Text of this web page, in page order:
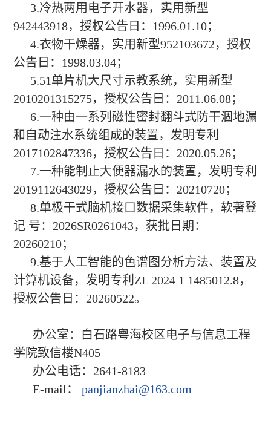
3.冷热两用电子开水器，实用新型
942443918，授权公告日：1996.01.10；
4.衣物干燥器，实用新型952103672，授权
公告日：1998.03.04；
5.51单片机大尺寸示教系统，实用新型
2010201315275，授权公告日：2011.06.08；
6.一种由一系列磁性密封翻斗式防干涸地漏
和自动注水系统组成的装置，发明专利
2017102847336，授权公告日：2020.05.26；
7.一种能制止大便器漏水的装置，发明专利
2019112643029，授权公告日：20210720；
8.单极干式脑机接口数据采集软件，软著登
记 号：2026SR0261043，获批日期：
20260210；
9.基于人工智能的色谱图分析方法、装置及
计算机设备，发明专利ZL 2024 1 1485012.8，
授权公告日： 20260522。
办公室：白石路粤海校区电子与信息工程
学院致信楼N405
办公电话：2641-8183
E-mail：panjianzhai@163.com